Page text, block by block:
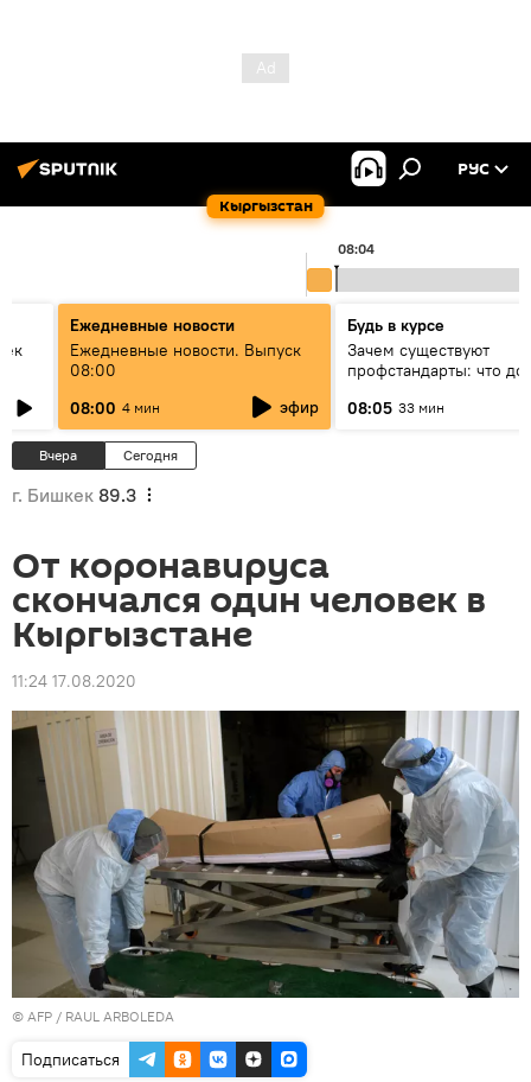
Кыргызстан
РУС
08:04
Ежедневные новости
Ежедневные новости. Выпуск
08:00
08:00 4 мин эфир
Будь в курсе
Зачем существуют
профстандарты: что
своей профессии
08:05 33 мин
Вчера Сегодня
г. Бишкек 89.3
От коронавируса
скончался один человек в
Кыргызстане
11:24 17.08.2020
© AFP / RAUL ARBOLEDA
Подписаться